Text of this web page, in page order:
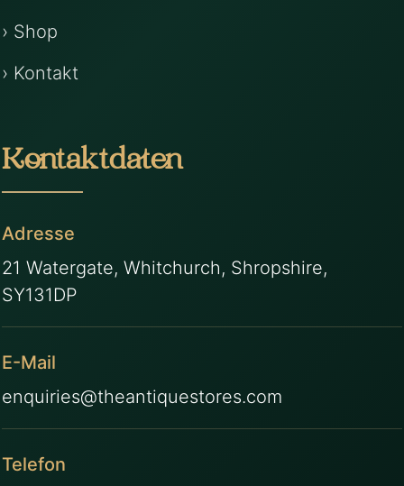
› Shop
› Kontakt
Kontaktdaten
Adresse
21 Watergate, Whitchurch, Shropshire,
SY131DP
E-Mail
enquiries@theantiquestores.com
Telefon